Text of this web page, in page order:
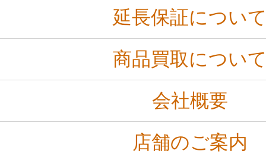
延長保証につい
商品買取につい
会社概要
店舗のご案内